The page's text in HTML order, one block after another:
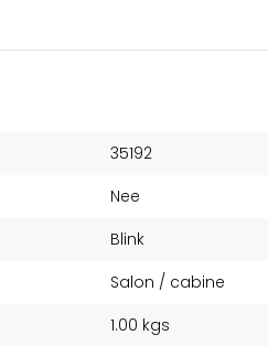
35192
Nee
Blink
Salon / cabine
1.00 kgs